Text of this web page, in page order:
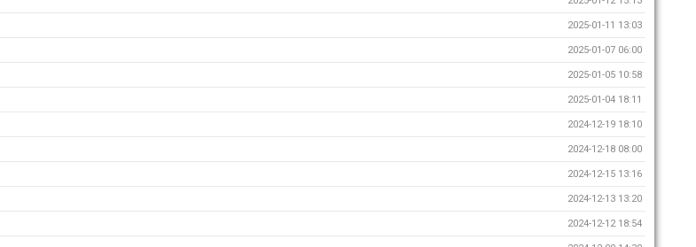
2025-01-11 13:03
2025-01-07 06:00
2025-01-05 10:58
2025-01-04 18:11
2024-12-19 18:10
2024-12-18 08:00
2024-12-15 13:16
2024-12-13 13:20
2024-12-12 18:54